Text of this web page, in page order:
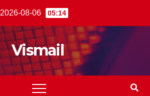
2026-08-06 05:14
Vismail